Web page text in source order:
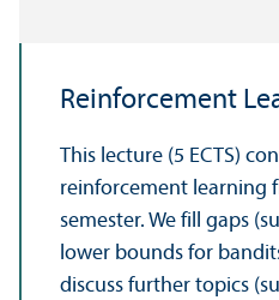
Reinforcement
This lecture (5 ECTS)
reinforcement learning
semester. We fill gaps
lower bounds for
discuss further topics